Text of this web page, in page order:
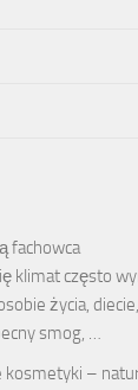
fachowca
klimat często
życia,
smog, …
–